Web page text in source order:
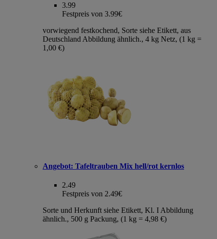
3.99
Festpreis von 3.99€
vorwiegend festkochend, Sorte siehe Etikett, aus
Deutschland Abbildung ähnlich., 4 kg Netz, (1 kg =
1,00 €)
Angebot: Tafeltrauben Mix hell/rot kernlos
2.49
Festpreis von 2.49€
Sorte und Herkunft siehe Etikett, Kl. I Abbildung
ähnlich., 500 g Packung, (1 kg = 4,98 €)